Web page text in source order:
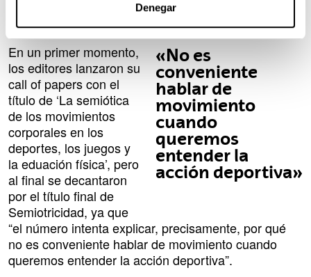
Denegar
entre decisiones y características del medio de
evolución.
«No es
conveniente
hablar de
movimiento
cuando
queremos
entender la
acción deportiva»
En un primer momento,
los editores lanzaron su
call of papers con el
título de ‘La semiótica
de los movimientos
corporales en los
deportes, los juegos y
la eduación física’, pero
al final se decantaron
por el título final de
Semiotricidad, ya que
“el número intenta explicar, precisamente, por qué
no es conveniente hablar de movimiento cuando
queremos entender la acción deportiva”.